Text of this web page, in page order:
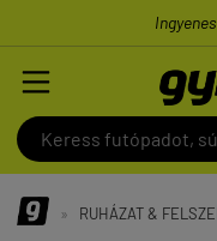
» RUHÁZAT &